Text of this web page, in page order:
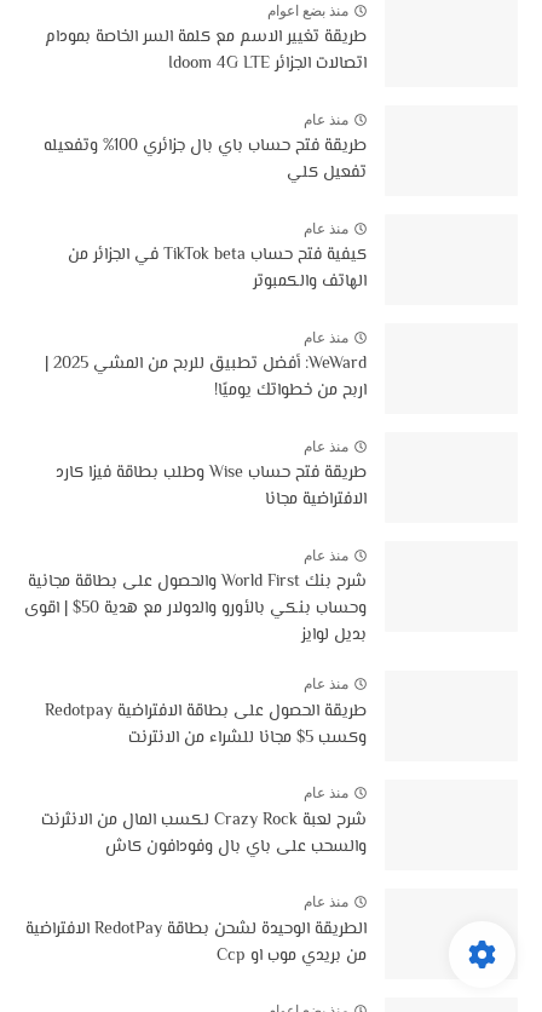
منذ بضع اعوام
طريقة تغيير الاسم مع كلمة السر الخاصة بمودام
اتصالات الجزائر Idoom 4G LTE
منذ عام
طريقة فتح حساب باي بال جزائري 100% وتفعيله
تفعيل كلي
منذ عام
كيفية فتح حساب TikTok beta في الجزائر من
الهاتف والكمبوتر
منذ عام
WeWard: أفضل تطبيق للربح من المشي 2025 |
اربح من خطواتك يوميًا!
منذ عام
طريقة فتح حساب Wise وطلب بطاقة فيزا كارد
الافتراضية مجانا
منذ عام
شرح بنك World First والحصول على بطاقة مجانية
وحساب بنكي بالأورو والدولار مع هدية 50$ | اقوى
بديل لوايز
منذ عام
طريقة الحصول على بطاقة الافتراضية Redotpay
وكسب 5$ مجانا للشراء من الانترنت
منذ عام
شرح لعبة Crazy Rock لكسب المال من الانثرنت
والسحب على باي بال وفودافون كاش
منذ عام
الطريقة الوحيدة لشحن بطاقة RedotPay الافتراضية
من بريدي موب او Ccp